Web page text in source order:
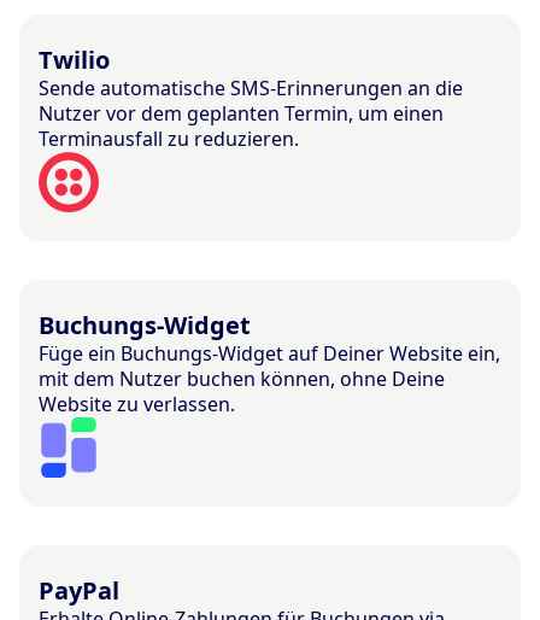
Twilio
Sende automatische SMS-Erinnerungen an die
Nutzer vor dem geplanten Termin, um einen
Terminausfall zu reduzieren.
Buchungs-Widget
Füge ein Buchungs-Widget auf Deiner Website ein,
mit dem Nutzer buchen können, ohne Deine
Website zu verlassen.
PayPal